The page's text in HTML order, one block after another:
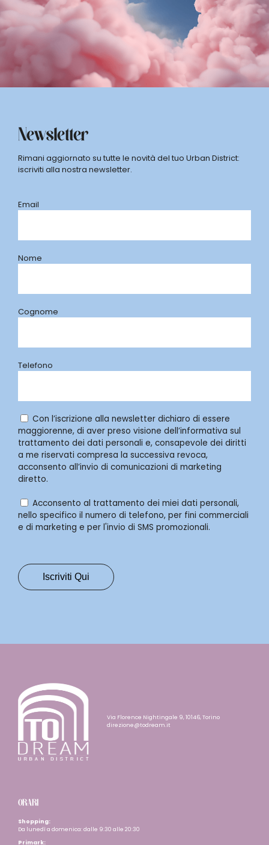
Newsletter
Rimani aggiornato su tutte le novità del tuo Urban District:
iscriviti alla nostra newsletter.
Email
Nome
Cognome
Telefono
Con l’iscrizione alla newsletter dichiaro di essere
maggiorenne, di aver preso visione dell’informativa sul
trattamento dei dati personali e, consapevole dei diritti
a me riservati compresa la successiva revoca,
acconsento all’invio di comunicazioni di marketing
diretto.
Acconsento al trattamento dei miei dati personali,
nello specifico il numero di telefono, per fini commerciali
e di marketing e per l'invio di SMS promozionali.
Via Florence Nightingale 9, 10146, Torino
direzione@todream.it
ORARI
Shopping:
Da lunedì a domenica: dalle 9:30 alle 20:30
Primark: